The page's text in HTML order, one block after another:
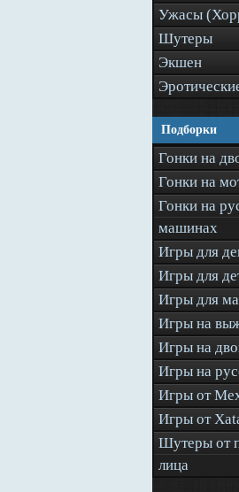
Ужасы
Шутеры
Экшен
Подборки
Гонки на
Гонки на
Гонки на
машинах
Игры для
Игры для
Игры для
Игры на
Игры на
Игры на
Игры от
Игры от
Шутеры от
лица